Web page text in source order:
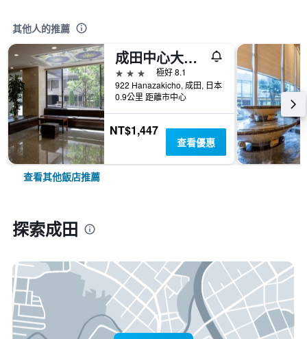
其他人的推薦
成田中心大酒店
3星級
極好 8.1
922 Hanazakicho, 成田, 日本
0.9公里 距離市中心
NT$1,447
查看優惠
查看其他飯店推薦
探索成田